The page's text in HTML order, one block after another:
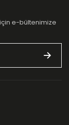
e-bültenimize